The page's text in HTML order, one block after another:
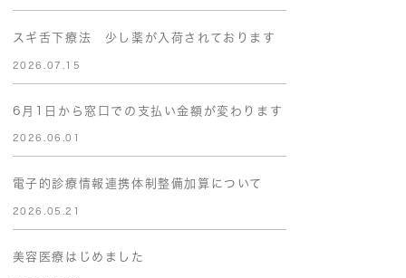
スギ舌下療法 少し薬が入荷されております
2026.07.15
6月1日から窓口での支払い金額が変わります
2026.06.01
電子的診療情報連携体制整備加算について
2026.05.21
美容医療はじめました